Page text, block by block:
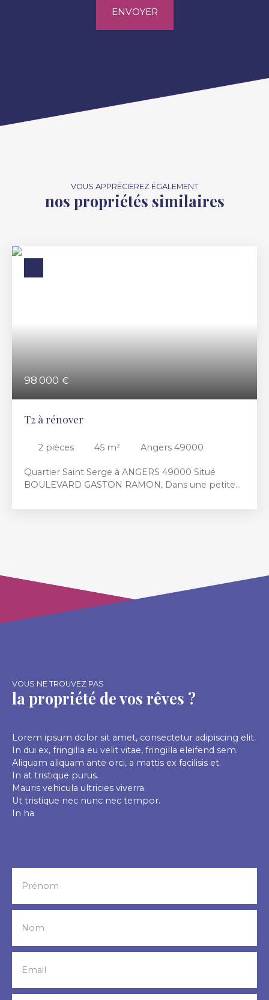
ENVOYER
VOUS APPRÉCIEREZ ÉGALEMENT
nos propriétés similaires
98 000 €
T2 à rénover
2 pièces 45 m² Angers 49000
Quartier Saint Serge à ANGERS 49000 Situé
BOULEVARD GASTON RAMON, Dans une petite
appartement de type 2 d'environ 45m² à rénover
VOUS NE TROUVEZ PAS
la propriété de vos rêves ?
Lorem ipsum dolor sit amet, consectetur adipiscing elit.
In dui ex, fringilla eu velit vitae, fringilla eleifend sem.
Aliquam aliquam ante orci, a mattis ex facilisis et.
In at tristique purus.
Mauris vehicula ultricies viverra.
Ut tristique nec nunc nec tempor.
In ha
Prénom
Nom
Email